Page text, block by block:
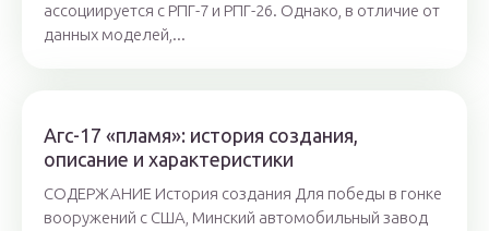
ассоциируется с РПГ-7 и РПГ-26. Однако, в отличие от
данных моделей,...
Агс-17 «пламя»: история создания,
описание и характеристики
СОДЕРЖАНИЕ История создания Для победы в гонке
вооружений с США, Минский автомобильный завод